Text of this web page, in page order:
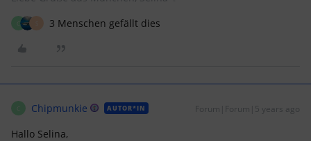
3 Menschen gefällt dies
Chipmunkie AUTOR*IN Forum|Forum|5 years ago
Hallo Selina,